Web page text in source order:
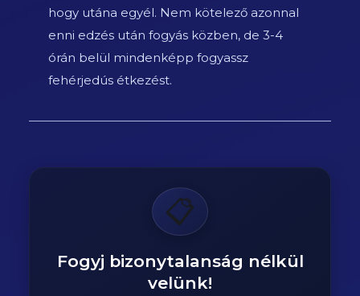
hogy utána egyél. Nem kötelező azonnal
enni edzés után fogyás közben, de 3-4
órán belül mindenképp fogyassz
fehérjedús étkezést.
📋
Fogyj bizonytalanság nélkül
velünk!